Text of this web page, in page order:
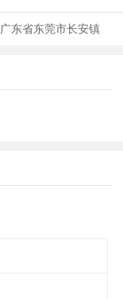
广东省东莞市长安镇